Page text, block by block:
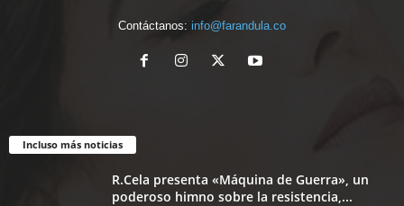
Contáctanos: info@farandula.co
Incluso más noticias
R.Cela presenta «Máquina de Guerra», un
poderoso himno sobre la resistencia,...